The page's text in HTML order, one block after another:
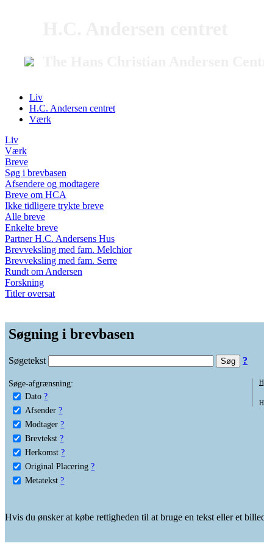
Liv
H.C. Andersen centret
Værk
Liv
Værk
Breve
Søg i brevbasen
Afsendere og modtagere
Breve om HCA
Ikke tidligere trykte breve
Alle breve
Enkelte breve
Partner H.C. Andersens Hus
Brevveksling med fam. Melchior
Brevveksling med fam. Serre
Rundt om Andersen
Forskning
Titler oversat
Søgning i brevbasen
Søgetekst ?
Søge-afgrænsning:
Dato ?
Afsender ?
Modtager ?
Brevtekst ?
Herkomst ?
Original Placering ?
Metatekst ?
Hvis du ønsker at købe rettigheden til at bruge en tekst eller et